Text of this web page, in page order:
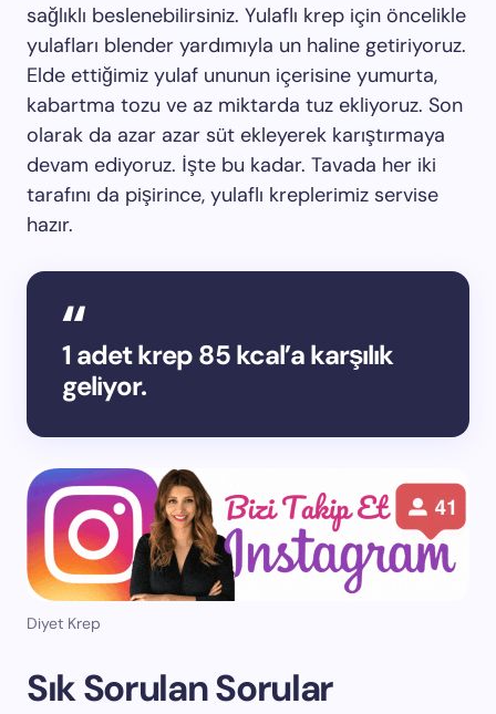
sağlıklı beslenebilirsiniz. Yulaflı krep için öncelikle
yulafları blender yardımıyla un haline getiriyoruz.
Elde ettiğimiz yulaf ununun içerisine yumurta,
kabartma tozu ve az miktarda tuz ekliyoruz. Son
olarak da azar azar süt ekleyerek karıştırmaya
devam ediyoruz. İşte bu kadar. Tavada her iki
tarafını da pişirince, yulaflı kreplerimiz servise
hazır.
1 adet krep 85 kcal’a karşılık
geliyor.
Diyet Krep
Sık Sorulan Sorular